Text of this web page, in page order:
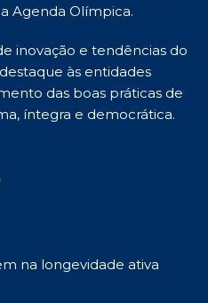
Agenda Olímpica.
inovação e tendências do
às entidades
das boas práticas de
íntegra e democrática.
na longevidade ativa